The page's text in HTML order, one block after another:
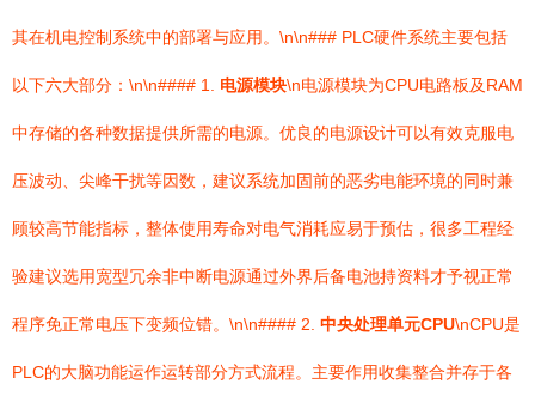
其在机电控制系统中的部署与应用。\n\n### PLC硬件系统主要包括
以下六大部分：\n\n#### 1. 电源模块\n电源模块为CPU电路板及RAM
中存储的各种数据提供所需的电源。优良的电源设计可以有效克服电
压波动、尖峰干扰等因数，建议系统加固前的恶劣电能环境的同时兼
顾较高节能指标，整体使用寿命对电气消耗应易于预估，很多工程经
验建议选用宽型冗余非中断电源通过外界后备电池持资料才予视正常
程序免正常电压下变频位错。\n\n#### 2. 中央处理单元CPU\nCPU是
PLC的大脑功能运作运转部分方式流程。主要作用收集整合并存于各